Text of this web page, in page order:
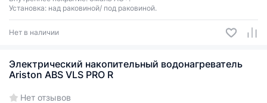
Установка: над раковиной/ под раковиной.
Нет в наличии
Электрический накопительный водонагреватель
Ariston ABS VLS PRO R
Нет отзывов